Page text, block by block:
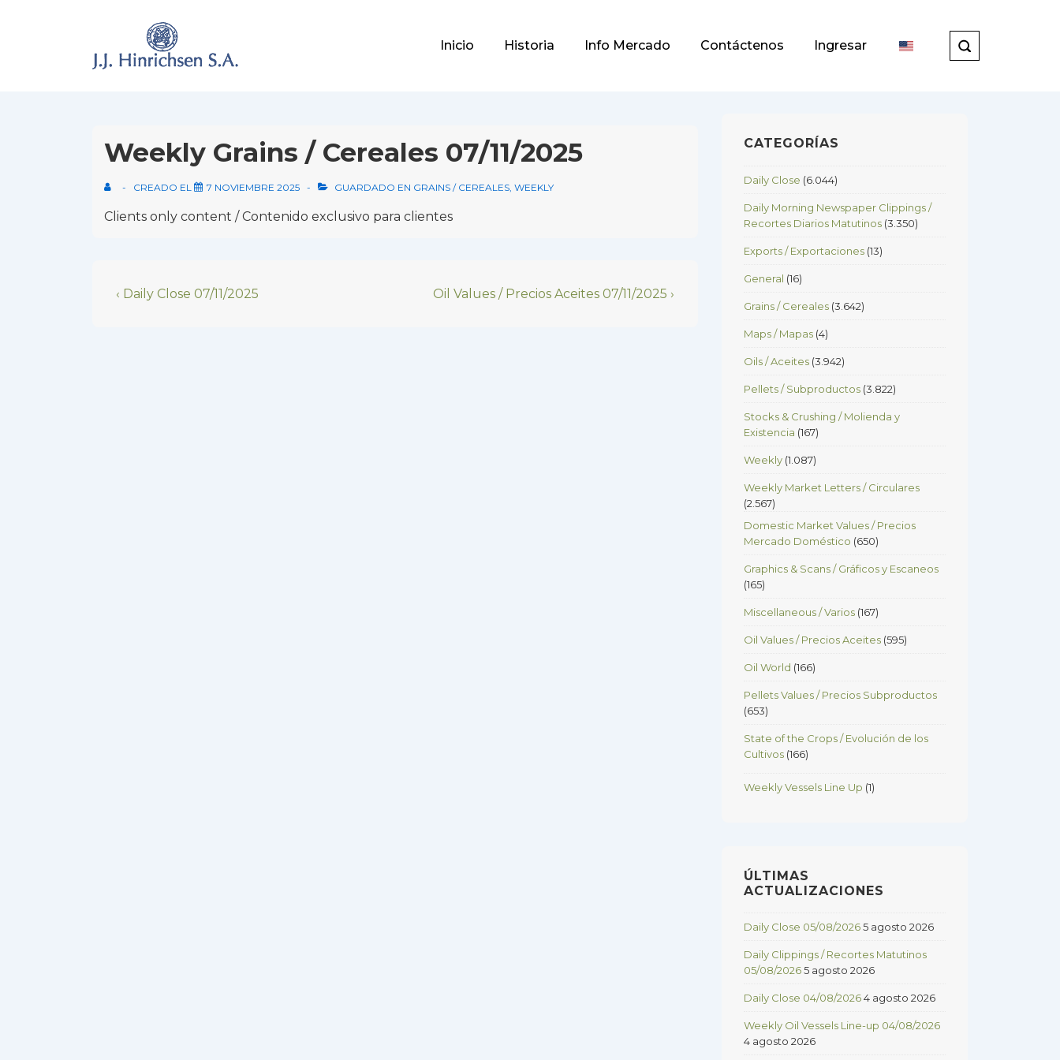
Main
Inicio Historia Info Mercado Contáctenos Ingresar
Weekly Grains / Cereales 07/11/2025
CREADO EL 7 NOVIEMBRE 2025 GUARDADO EN GRAINS / CEREALES, WEEKLY
Clients only content / Contenido exclusivo para clientes
Navegación
Previous
‹ Daily Close 07/11/2025
Next
Oil Values / Precios Aceites 07/11/2025 ›
CATEGORÍAS
Daily Close (6.044)
Daily Morning Newspaper Clippings /
Recortes Diarios Matutinos (3.350)
Exports / Exportaciones (13)
General (16)
Grains / Cereales (3.642)
Maps / Mapas (4)
Oils / Aceites (3.942)
Pellets / Subproductos (3.822)
Stocks & Crushing / Molienda y
Existencia (167)
Weekly (1.087)
Weekly Market Letters / Circulares
(2.567)
Domestic Market Values / Precios
Mercado Doméstico (650)
Graphics & Scans / Gráficos y Escaneos
(165)
Miscellaneous / Varios (167)
Oil Values / Precios Aceites (595)
Oil World (166)
Pellets Values / Precios Subproductos
(653)
State of the Crops / Evolución de los
Cultivos (166)
Weekly Vessels Line Up (1)
ÚLTIMAS
ACTUALIZACIONES
Daily Close 05/08/20265 agosto 2026
Daily Clippings / Recortes Matutinos
05/08/20265 agosto 2026
Daily Close 04/08/20264 agosto 2026
Weekly Oil Vessels Line-up 04/08/2026
4 agosto 2026